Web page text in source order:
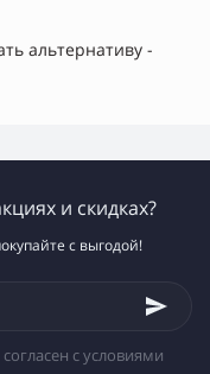
альтернативу -
и скидках?
с выгодой!
согласен с условиями